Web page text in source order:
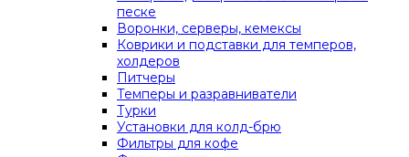
песке
Воронки, серверы, кемексы
Коврики и подставки для темперов,
холдеров
Питчеры
Темперы и разравниватели
Турки
Установки для колд-брю
Фильтры для кофе